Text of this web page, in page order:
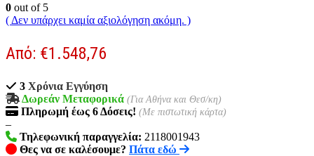
0 out of 5
( Δεν υπάρχει καμία αξιολόγηση ακόμη. )
Από: €1.548,76
3 Χρόνια Εγγύηση
Δωρεάν Μεταφορικά (Για Αθήνα και Θεσ/κη)
Πληρωμή έως 6Δόσεις! (Με πιστωτική κάρτα)
–
Τηλεφωνική παραγγελία: 2118001943
Θες να σε καλέσουμε? Πάτα εδώ